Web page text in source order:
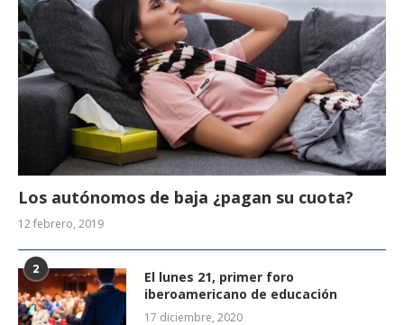
Los autónomos de baja ¿pagan su cuota?
12 febrero, 2019
2
El lunes 21, primer foro
iberoamericano de educación
17 diciembre, 2020